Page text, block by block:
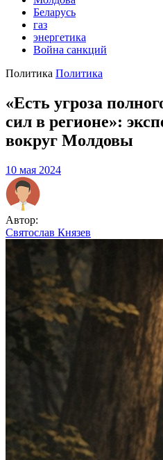
Беларусь
газ
энергетика
Война санкций
Политика Политика
«Есть угроза
сил в регионе»:
вокруг Молдовы
10 мая 2024
Автор:
Святослав Князев